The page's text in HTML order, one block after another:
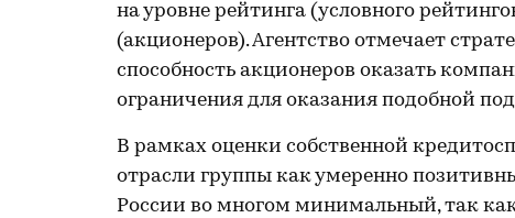
на уровне рейтинга (условного
(акционеров). Агентство отмечает
способность акционеров оказать
ограничения для оказания подобной
В рамках оценки собственной
отрасли группы как умеренно
России во многом минимальный, так